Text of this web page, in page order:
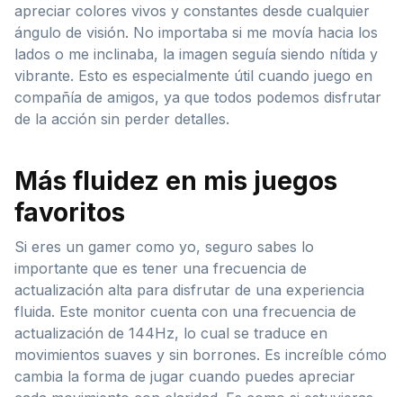
apreciar colores vivos y constantes desde cualquier
ángulo de visión. No importaba si me movía hacia los
lados o me inclinaba, la imagen seguía siendo nítida y
vibrante. Esto es especialmente útil cuando juego en
compañía de amigos, ya que todos podemos disfrutar
de la acción sin perder detalles.
Más fluidez en mis juegos
favoritos
Si eres un gamer como yo, seguro sabes lo
importante que es tener una frecuencia de
actualización alta para disfrutar de una experiencia
fluida. Este monitor cuenta con una frecuencia de
actualización de 144Hz, lo cual se traduce en
movimientos suaves y sin borrones. Es increíble cómo
cambia la forma de jugar cuando puedes apreciar